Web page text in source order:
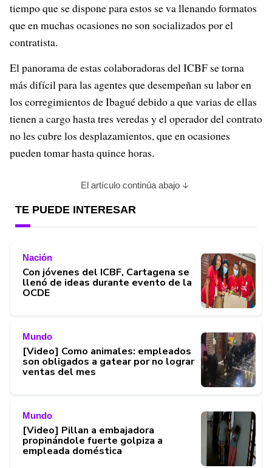
tiempo que se dispone para estos se va llenando formatos
que en muchas ocasiones no son socializados por el
contratista.
El panorama de estas colaboradoras del ICBF se torna
más difícil para las agentes que desempeñan su labor en
los corregimientos de Ibagué debido a que varias de ellas
tienen a cargo hasta tres veredas y el operador del contrato
no les cubre los desplazamientos, que en ocasiones
pueden tomar hasta quince horas.
El artículo continúa abajo
TE PUEDE INTERESAR
Nación
Con jóvenes del ICBF, Cartagena se
llenó de ideas durante evento de la
OCDE
Mundo
[Video] Como animales: empleados
son obligados a gatear por no lograr
ventas del mes
Mundo
[Video] Pillan a embajadora
propinándole fuerte golpiza a
empleada doméstica